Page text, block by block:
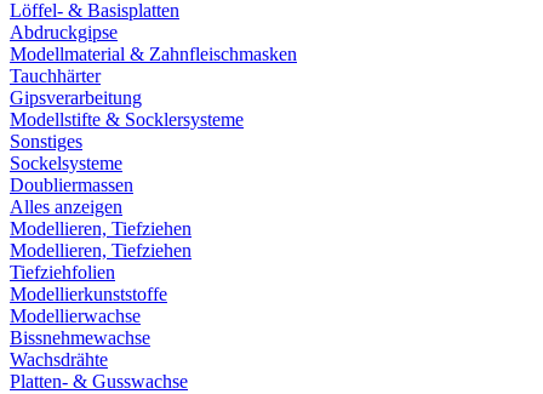
Löffel- & Basisplatten
Abdruckgipse
Modellmaterial & Zahnfleischmasken
Tauchhärter
Gipsverarbeitung
Modellstifte & Socklersysteme
Sonstiges
Sockelsysteme
Doubliermassen
Alles anzeigen
Modellieren, Tiefziehen
Modellieren, Tiefziehen
Tiefziehfolien
Modellierkunststoffe
Modellierwachse
Bissnehmewachse
Wachsdrähte
Platten- & Gusswachse